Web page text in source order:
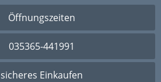
Öffnungszeiten
035365-441991
sicheres Einkaufen